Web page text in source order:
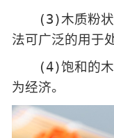
(3)木质粉状活
法可广泛的用于
(4)饱和的木质
为经济。